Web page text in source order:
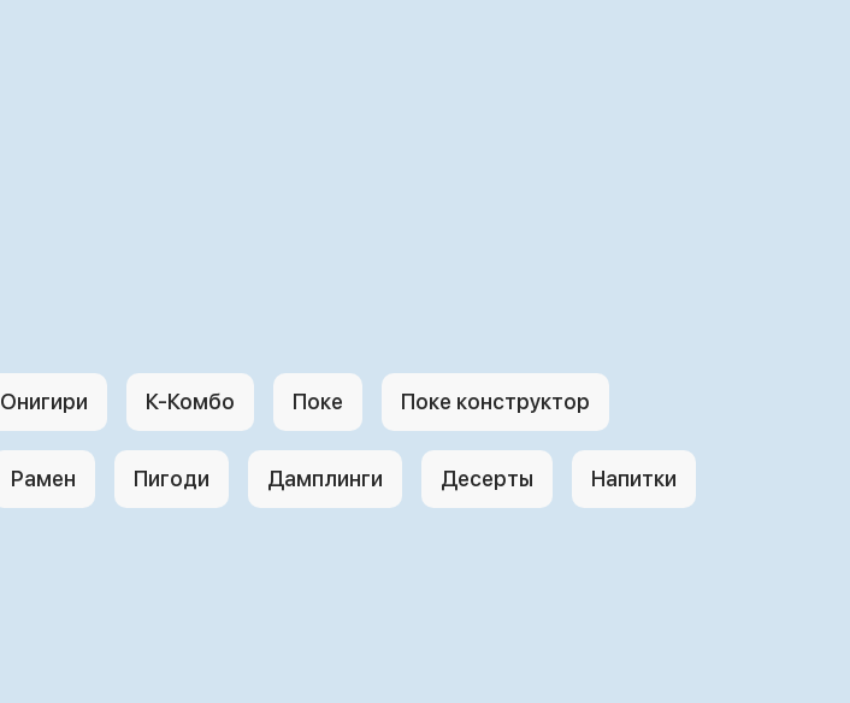
Онигири К-Комбо Поке Поке конструктор
Рамен Пигоди Дамплинги Десерты Напитки